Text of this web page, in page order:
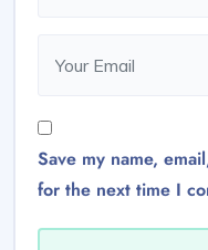
Save my name,
for the next time I